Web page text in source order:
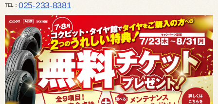
TEL 025-233-8381
営業時間は10:00～18:30 作業、商談受付は10:00〜18:00です。 / 定休日：2026年 8月のお休み
（日曜日）、19日（水曜日）26日（水曜日）